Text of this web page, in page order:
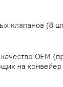
клапанов (8
ОЕМ
на